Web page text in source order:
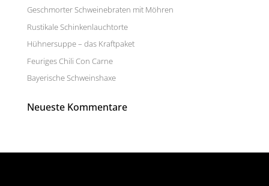
Geschmorter Schweinebraten mit Möhren
Rustikale Schinkenlauchtorte
Hühnersuppe – das Kraftpaket
Feuriges Chili Con Carne
Bayerische Schweinshaxe
Neueste Kommentare